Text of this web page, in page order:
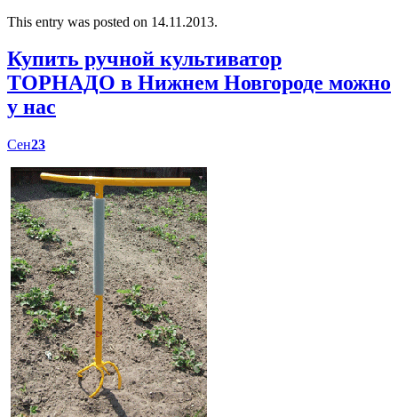
This entry was posted on 14.11.2013.
Купить ручной культиватор
ТОРНАДО в Нижнем Новгороде можно
у нас
Сен23